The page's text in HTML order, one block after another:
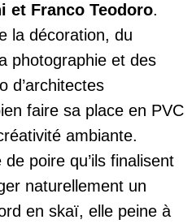
et Franco Teodoro.
la décoration, du
photographie et des
d’architectes
faire sa place en PVC
ambiante.
poire qu’ils finalisent
naturellement un
en skaï, elle peine à